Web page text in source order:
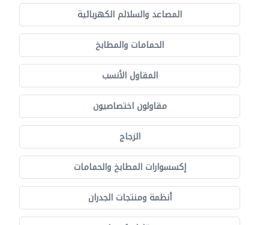
المصاعد والسلالم الكهربائية
الحمامات والمطابخ
المقاول الأنسب
مقاولون اختصاصيون
الزجاج
إكسسوارات المطابخ والحمامات
أنظمة ومنتجات الجدران